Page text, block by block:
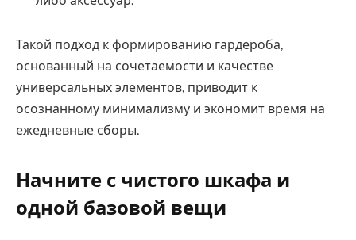
Такой подход к формированию гардероба,
основанный на сочетаемости и качестве
универсальных элементов, приводит к
осознанному минимализму и экономит время на
ежедневные сборы.
Начните с чистого шкафа и
одной базовой вещи